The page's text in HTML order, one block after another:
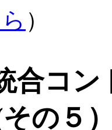
）
合コ
の５